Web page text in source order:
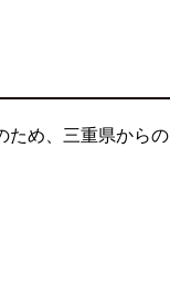
ため、三重県からの